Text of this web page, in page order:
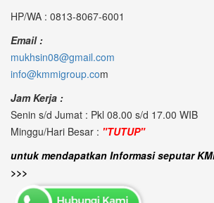
HP/WA : 0813-8067-6001
Email :
mukhsin08@gmail.com
info@kmmigroup.com
Jam Kerja :
Senin s/d Jumat : Pkl 08.00 s/d 17.00 WIB
Minggu/Hari Besar : "TUTUP"
untuk mendapatkan Informasi seputar
>>>